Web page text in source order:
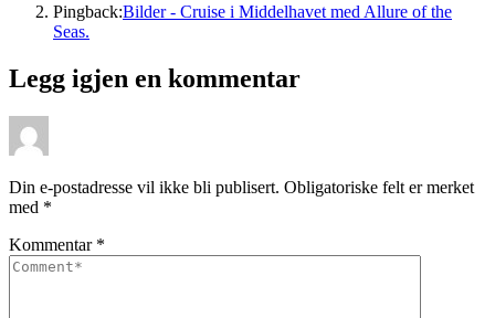
Pingback:Bilder - Cruise i Middelhavet med Allure of the
Seas.
Legg igjen en kommentar
Din e-postadresse vil ikke bli publisert. Obligatoriske felt er merket
med *
Kommentar *